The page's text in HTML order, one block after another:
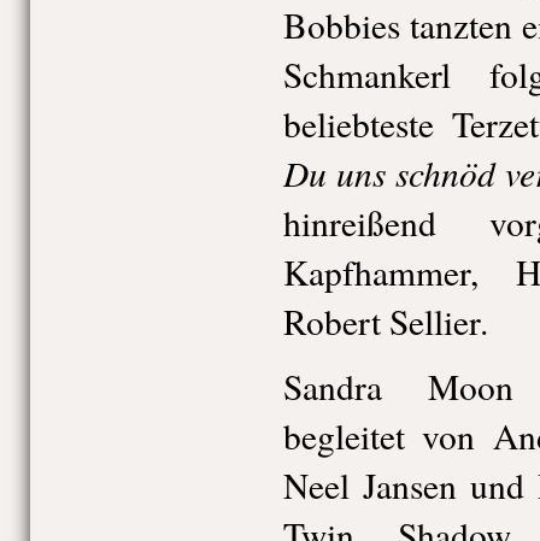
Bobbies tanzten
Schmankerl
beliebteste
Du uns schnöd
hinreißend
Kapfhammer,
Robert Sellier.
Sandra Moon
begleitet von
Neel Jansen